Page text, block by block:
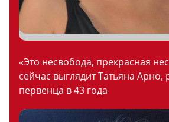
«Это несвобода, прекрасная
сейчас выглядит Татьяна
первенца в 43 года